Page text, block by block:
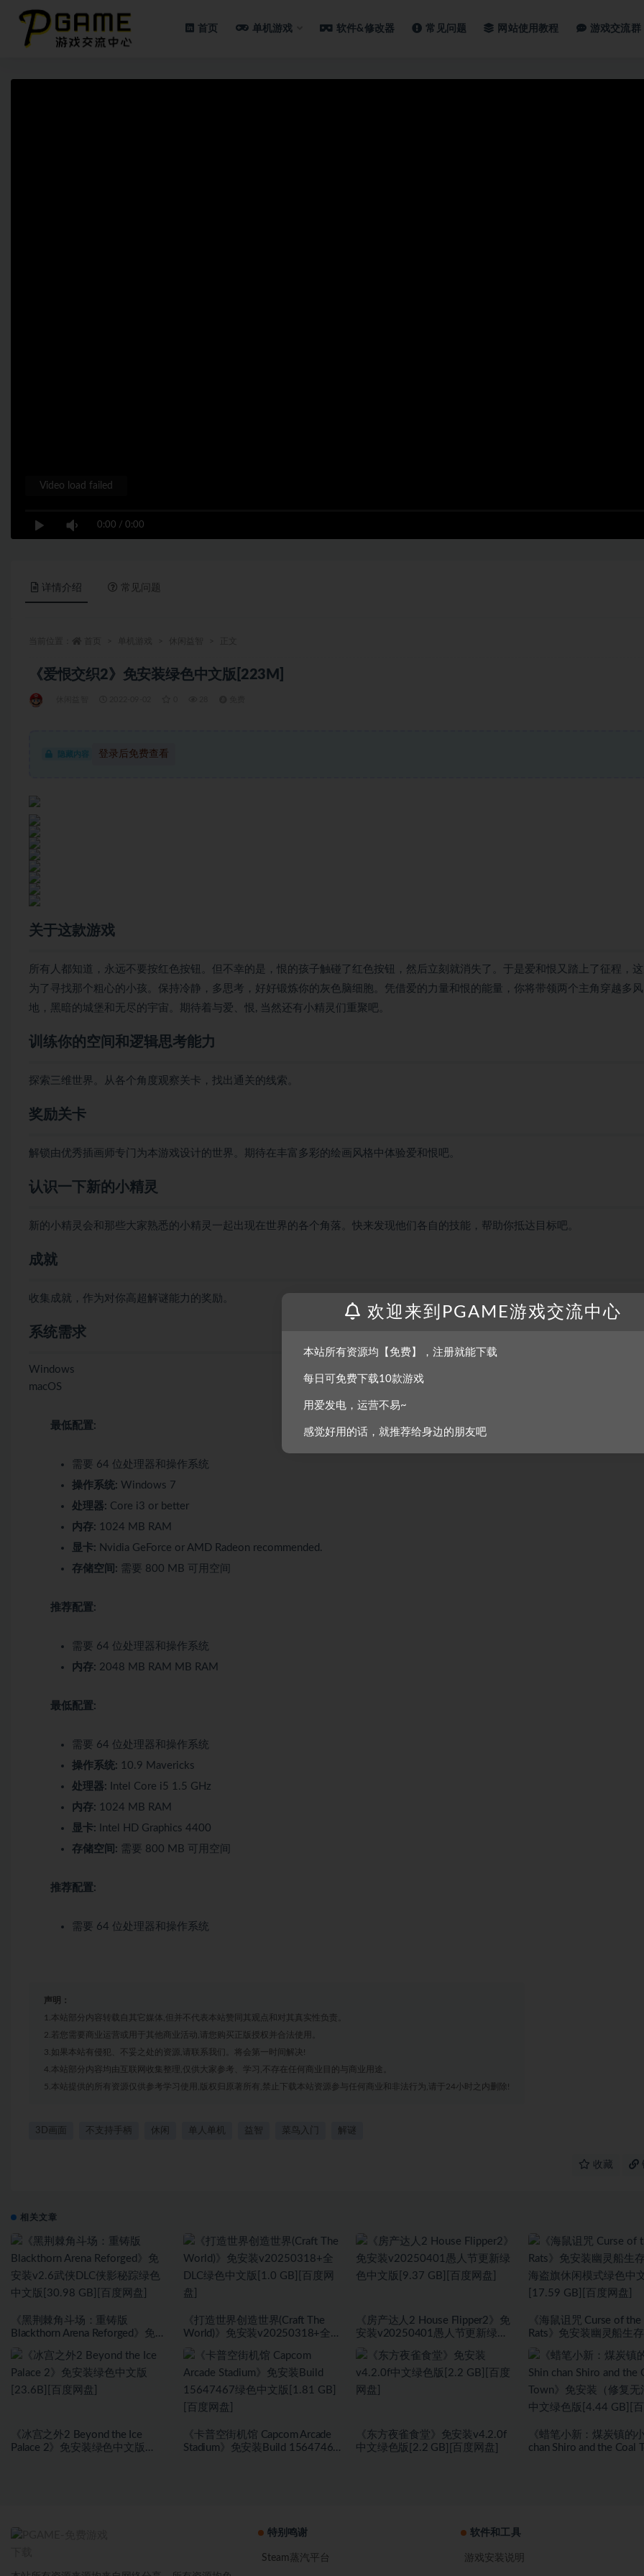
首页 单机游戏 软件&修改器 常见问题 网站使用教程 游戏交流群
0:00 / 0:00
Video load failed
详情介绍 常见问题
《爱恨交织2》免安装绿色中文版[223M]
隐藏内容 登录后免费查看
关于这款游戏
所有人都知道，永远不要按红色按钮。但不幸的是，恨的孩子触碰了红色按钮，然后立刻就消失了。于是爱和恨又踏上了征程，
为了寻找那个粗心的小孩。保持冷静，多思考，好好锻炼你的灰色脑细胞。凭借爱的力量和恨的能量，你将带领两个主角穿越多
地，黑暗的城堡和无尽的宇宙。期待着与爱、恨, 当然还有小精灵们重聚吧。
训练你的空间和逻辑思考能力
探索三维世界。从各个角度观察关卡，找出通关的线索。
奖励关卡
解锁由优秀插画师专门为本游戏设计的世界。期待在丰富多彩的绘画风格中体验爱和恨吧。
认识一下新的小精灵
新的小精灵会和那些大家熟悉的小精灵一起出现在世界的各个角落。快来发现他们各自的技能，帮助你抵达目标吧。
成就
收集成就，作为对你高超解谜能力的奖励。
系统需求
Windows
macOS
最低配置:
需要 64 位处理器和操作系统
操作系统: Windows 7
处理器: Core i3 or better
内存: 1024 MB RAM
显卡: Nvidia GeForce or AMD Radeon recommended.
存储空间: 需要 800 MB 可用空间
推荐配置:
需要 64 位处理器和操作系统
内存: 2048 MB RAM MB RAM
最低配置:
需要 64 位处理器和操作系统
操作系统: 10.9 Mavericks
处理器: Intel Core i5 1.5 GHz
内存: 1024 MB RAM
显卡: Intel HD Graphics 4400
存储空间: 需要 800 MB 可用空间
推荐配置:
需要 64 位处理器和操作系统
声明：
1.本站部分内容转载自其它媒体,但并不代表本站赞同其观点和对其真实性负责。
2.若您需要商业运营或用于其他商业活动,请您购买正版授权并合法使用。
3.如果本站有侵犯、不妥之处的资源,请联系我们。将会第一时间解决!
4.本站部分内容均由互联网收集整理,仅供大家参考、学习,不存在任何商业目的与商业用途。
5.本站提供的所有资源仅供参考学习使用,版权归原著所有,禁止下载本站资源参与任何商业和非法行为,请于24小时之内删除!
3D画面 不支持手柄 休闲 单人单机 益智 菜鸟入门 解谜
收藏
相关文章
《黑荆棘角斗场：重铸版
Blackthorn Arena Reforged》免安
版[30.98 GB][百度网盘]
《打造世界创造世界(Craft The
World)》免安装v20250318+全
盘]
《房产达人2 House Flipper2》免
安装v20250401愚人节更新绿色
《海鼠诅咒 Curse of the
Rats》免安装幽灵船生
GB][百度网盘]
《冰宫之外2 Beyond the Ice
Palace 2》免安装绿色中文版
《卡普空街机馆 Capcom Arcade
Stadium》免安装Build 15647467
《东方夜雀食堂》免安装v4.2.0f
中文绿色版[2.2 GB][百度网盘]
《蜡笔小新：煤炭镇的
chan Shiro and the Coal
特别鸣谢
Steam蒸汽平台
软件和工具
游戏安装说明
欢迎来到PGAME游戏交流中心
本站所有资源均【免费】，注册就能下载
每日可免费下载10款游戏
用爱发电，运营不易~
感觉好用的话，就推荐给身边的朋友吧